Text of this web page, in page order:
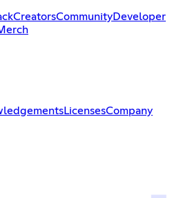
CreatorsCommunityDeveloper
LicensesCompany